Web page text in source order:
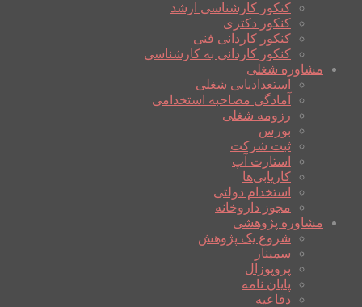
کنکور کارشناسی ارشد
کنکور دکتری
کنکور کاردانی فنی
کنکور کاردانی به کارشناسی
مشاوره شغلی
استعدادیابی شغلی
آمادگی مصاحبه استخدامی
رزومه شغلی
بورس
ثبت شرکت
استارت آپ
کاریابی‌ها
استخدام دولتی
مجوز داروخانه
مشاوره پژوهشی
شروع یک پژوهش
سمینار
پروپوزال
پایان نامه
دفاعیه